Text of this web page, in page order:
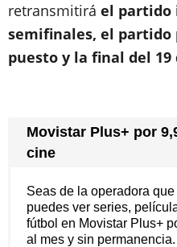
retransmitirá el partido
semifinales, el
puesto y la final del 19
Movistar Plus+ por
cine
Seas de la operadora que
puedes ver series,
fútbol en Movistar Plus+
al mes y sin permanencia.